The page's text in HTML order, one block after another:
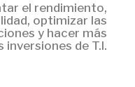
el rendimiento,
optimizar las
y hacer más
inversiones de T.I.